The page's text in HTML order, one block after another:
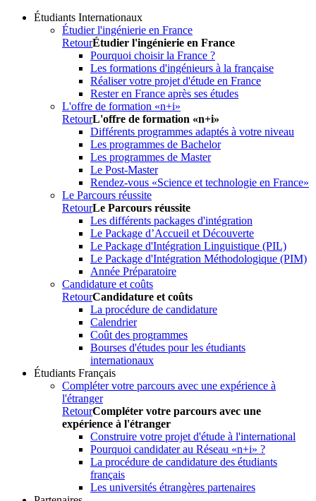
Étudiants Internationaux
Étudier l'ingénierie en France
RetourÉtudier l'ingénierie en France
Pourquoi choisir la France ?
Les formations d'ingénieurs à la française
Réaliser votre projet d'étude en France
Rester en France après ses études
L'offre de formation «n+i»
RetourL'offre de formation «n+i»
Différents programmes adaptés à votre niveau
Les programmes de Bachelor
Les programmes de Master
Le Post-Master
Rendez-vous «Science et technologie en France»
Le Parcours réussite
RetourLe Parcours réussite
Les différents packages d'intégration
Le Package d’Accueil et Découverte
Le Package d'Intégration Linguistique (PIL)
Le Package d'Intégration Méthodologique (PIM)
Année Préparatoire
Candidature et coûts
RetourCandidature et coûts
La procédure de candidature
Calendrier
Coût des programmes
Bourses d'études pour les étudiants
internationaux
Étudiants Français
Compléter votre parcours avec une expérience à
l'étranger
RetourCompléter votre parcours avec une
expérience à l'étranger
Construire votre projet d'étude à l'international
Pourquoi candidater au Réseau «n+i» ?
La procédure de candidature des étudiants
français
Les universités étrangères partenaires